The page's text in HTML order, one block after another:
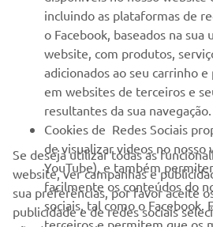
SERVIÇO E SUPORTE
NEWSLETTER
Seja o primeiro a saber das últimas
novos lançamentos e muito mais
SUBSCREVER
incluindo as plataformas de
o Facebook, baseados na sua
website, com produtos,
adicionados ao seu carrinho
em websites de terceiros e
resultantes da sua navegação.
Cookies de Redes Sociais
de visualizar videos no nosso
YouTube), e também
facilmente os conteúdos do
sociais, tal como o Facebook.
terceiros e permitem que os
Se deseja utilizar todas as
website, ver campanhas e
sua preferências, por favor aceite
publicidade e de redes sociais
não deseja aceitar esses cookies ou